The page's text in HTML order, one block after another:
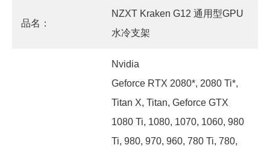
品名：
NZXT Kraken G12 通用型GPU
水冷支架
Nvidia
Geforce RTX 2080*, 2080 Ti*,
Titan X, Titan, Geforce GTX
1080 Ti, 1080, 1070, 1060, 980
Ti, 980, 970, 960, 780 Ti, 780,